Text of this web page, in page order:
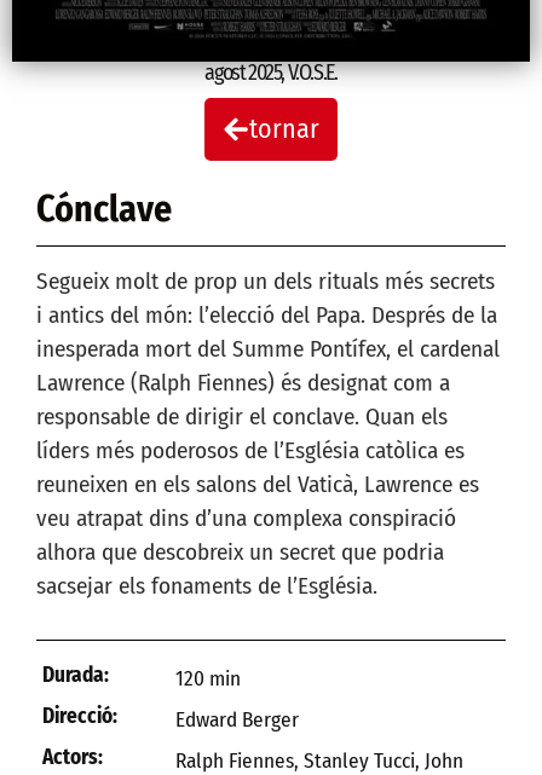
agost 2025,V.O.S.E.
tornar
Cónclave
Segueix molt de prop un dels rituals més secrets
i antics del món: l’elecció del Papa. Després de la
inesperada mort del Summe Pontífex, el cardenal
Lawrence (Ralph Fiennes) és designat com a
responsable de dirigir el conclave. Quan els
líders més poderosos de l’Església catòlica es
reuneixen en els salons del Vaticà, Lawrence es
veu atrapat dins d’una complexa conspiració
alhora que descobreix un secret que podria
sacsejar els fonaments de l’Església.
Durada:
120 min
Direcció:
Edward Berger
Actors:
Ralph Fiennes, Stanley Tucci, John